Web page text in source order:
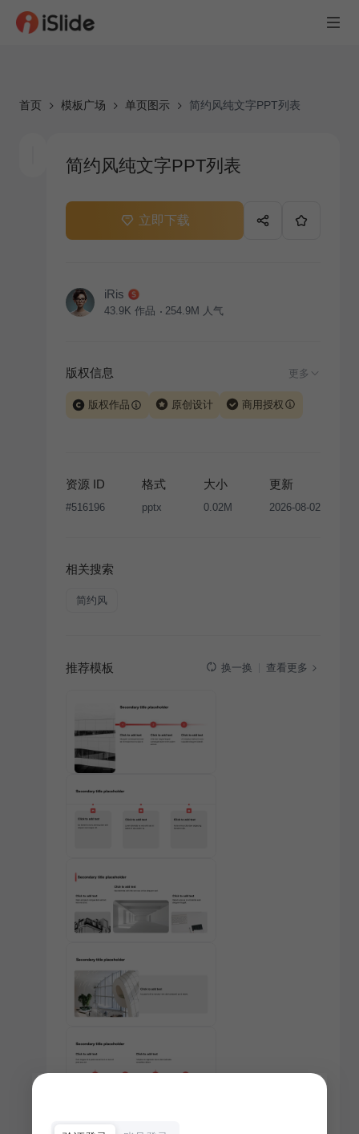
首页 模板广场 单页图示 简约风纯文字PPT列表
简约风纯文字PPT列表
立即下载
iRis
43.9K 作品 254.9M 人气
版权信息 更多
版权作品 原创设计 商用授权
版权声明
条款，禁止任何形式的转让、出售或出租，未
经投权许可任何人不得擅自转载和分发，否则将接照我
资源 ID
#516196
格式
pptx
大小
0.02M
更新
2026-08-02
相关搜索
简约风
推荐模板 换一换 查看更多